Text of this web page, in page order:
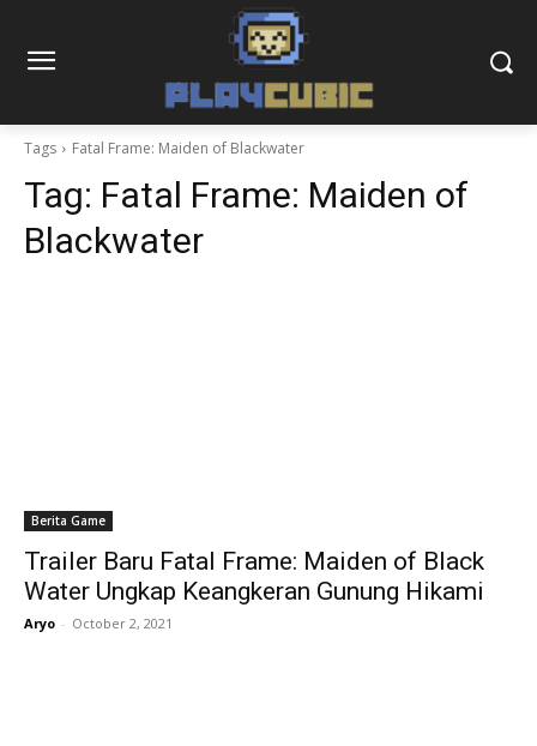
Tags Fatal Frame: Maiden of Blackwater
Tag: Fatal Frame: Maiden of
Blackwater
Berita Game
Trailer Baru Fatal Frame: Maiden of Black
Water Ungkap Keangkeran Gunung Hikami
Aryo - October 2, 2021